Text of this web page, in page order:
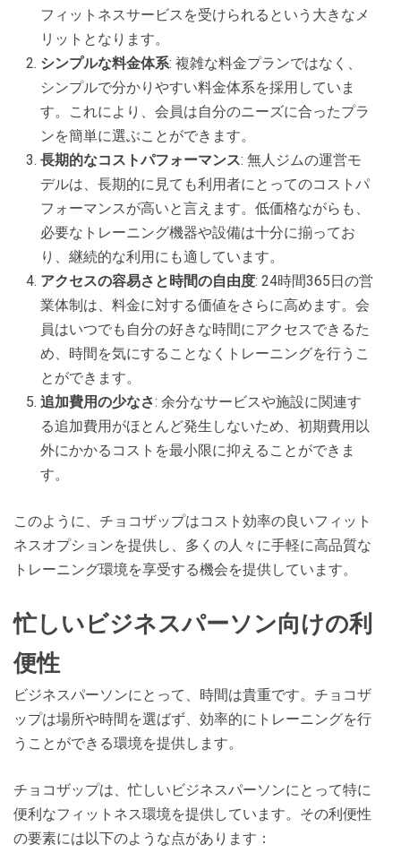
フィットネスサービスを受けられるという大きなメ
リットとなります。
シンプルな料金体系: 複雑な料金プランではなく、
シンプルで分かりやすい料金体系を採用していま
す。これにより、会員は自分のニーズに合ったプラ
ンを簡単に選ぶことができます。
長期的なコストパフォーマンス: 無人ジムの運営モ
デルは、長期的に見ても利用者にとってのコストパ
フォーマンスが高いと言えます。低価格ながらも、
必要なトレーニング機器や設備は十分に揃ってお
り、継続的な利用にも適しています。
アクセスの容易さと時間の自由度: 24時間365日の営
業体制は、料金に対する価値をさらに高めます。会
員はいつでも自分の好きな時間にアクセスできるた
め、時間を気にすることなくトレーニングを行うこ
とができます。
追加費用の少なさ: 余分なサービスや施設に関連す
る追加費用がほとんど発生しないため、初期費用以
外にかかるコストを最小限に抑えることができま
す。
このように、チョコザップはコスト効率の良いフィット
ネスオプションを提供し、多くの人々に手軽に高品質な
トレーニング環境を享受する機会を提供しています。
忙しいビジネスパーソン向けの利
便性
ビジネスパーソンにとって、時間は貴重です。チョコザ
ップは場所や時間を選ばず、効率的にトレーニングを行
うことができる環境を提供します。
チョコザップは、忙しいビジネスパーソンにとって特に
便利なフィットネス環境を提供しています。その利便性
の要素には以下のような点があります：